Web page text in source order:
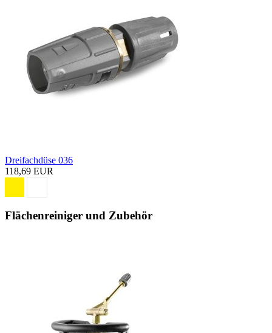
Dreifachdüse 036
118,69 EUR
Flächenreiniger und Zubehör